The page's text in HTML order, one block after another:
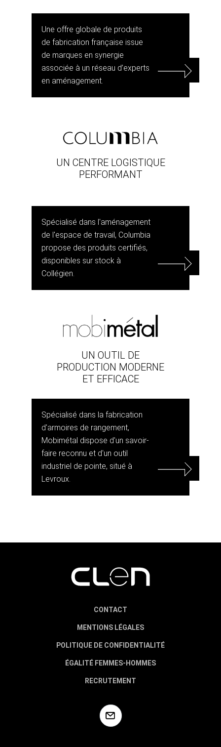
Une offre globale de produits
de fabrication française issue
de marques en synergie
associée à un réseau d’experts
en aménagement.
UN CENTRE LOGISTIQUE
PERFORMANT
Spécialisé dans l'aménagement
de l'espace de travail, Columbia
propose des produits certifiés,
disponibles sur stock à
Collégien.
UN OUTIL DE
PRODUCTION MODERNE
ET EFFICACE
Spécialisé dans la fabrication
d'armoires de rangement,
Mobimétal dispose d'un savoir-
faire reconnu et d'un outil
industriel de pointe, situé à
Levroux.
CONTACT
MENTIONS LÉGALES
POLITIQUE DE CONFIDENTIALITÉ
ÉGALITÉ FEMMES-HOMMES
RECRUTEMENT